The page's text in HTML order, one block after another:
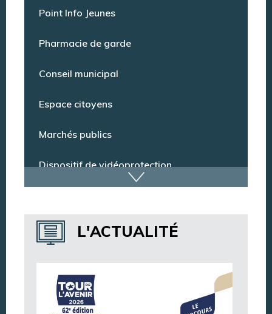
Dispositif de vidéoprotection
Annuaire des services
Annuaire des associations
Argentan Aujourd’hui
L'ACTUALITÉ